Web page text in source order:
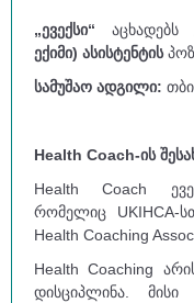
„ევექსი“ აცხადებს
ექიმი) ასისტენტის
სამუშაო ადგილი:
Health Coach-ის
Health Coach
რომელიც UKIHCA-
Health Coaching
Health Coaching
დისციპლინა.